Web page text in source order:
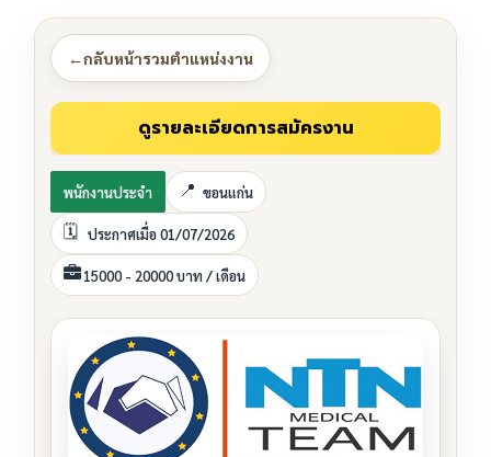
←กลับหน้ารวมตำแหน่งงาน
พนักงานประจำ ขอนแก่น
ประกาศเมื่อ 01/07/2026
15000 - 20000 บาท / เดือน